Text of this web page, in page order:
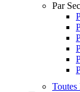
Par
Toutes